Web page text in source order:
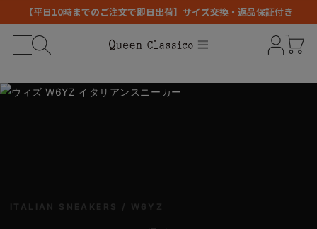
【平日10時までのご注文で即日出荷】サイズ交換・返品保証付き
ITALIAN SNEAKERS / W6YZ